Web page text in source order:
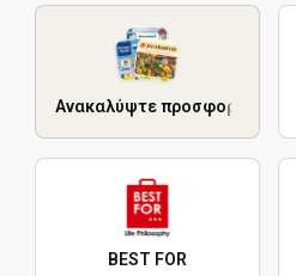
Ανακαλύψτε προσφορές
BEST FOR